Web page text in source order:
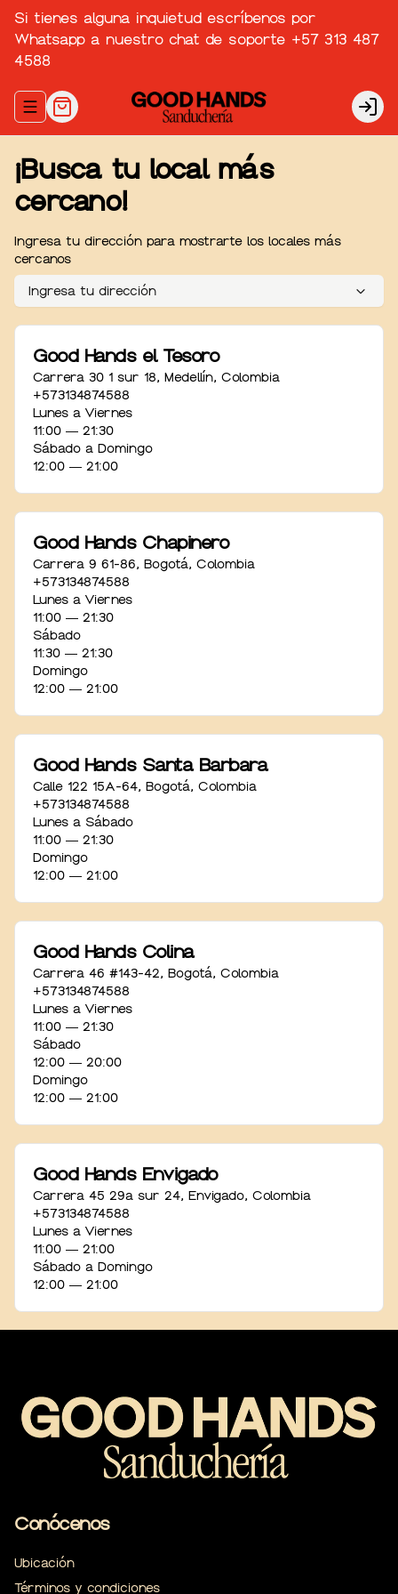
Si tienes alguna inquietud escríbenos por
Whatsapp a nuestro chat de soporte +57 313 487
4588
Abrir menu de navegación
¡Busca tu local más
cercano!
Ingresa tu dirección para mostrarte los locales más
cercanos
Ingresa tu dirección
Good Hands el Tesoro
Carrera 30 1 sur 18, Medellín, Colombia
+573134874588
Lunes a Viernes
11:00 ― 21:30
Sábado a Domingo
12:00 ― 21:00
Good Hands Chapinero
Carrera 9 61-86, Bogotá, Colombia
+573134874588
Lunes a Viernes
11:00 ― 21:30
Sábado
11:30 ― 21:30
Domingo
12:00 ― 21:00
Good Hands Santa Barbara
Calle 122 15A-64, Bogotá, Colombia
+573134874588
Lunes a Sábado
11:00 ― 21:30
Domingo
12:00 ― 21:00
Good Hands Colina
Carrera 46 #143-42, Bogotá, Colombia
+573134874588
Lunes a Viernes
11:00 ― 21:30
Sábado
12:00 ― 20:00
Domingo
12:00 ― 21:00
Good Hands Envigado
Carrera 45 29a sur 24, Envigado, Colombia
+573134874588
Lunes a Viernes
11:00 ― 21:00
Sábado a Domingo
12:00 ― 21:00
Conócenos
Ubicación
Términos y condiciones